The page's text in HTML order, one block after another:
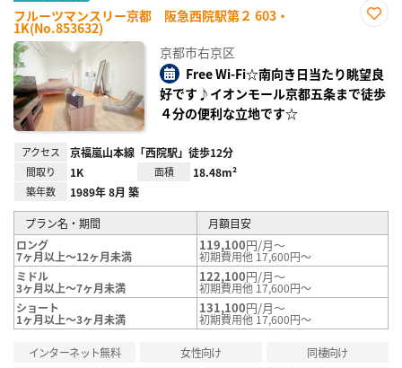
フルーツマンスリー京都 阪急西院駅第２ 603・
1K(No.853632)
録
京都市右京区
Free Wi-Fi☆南向き日当たり眺望良
好です♪イオンモール京都五条まで徒歩
４分の便利な立地です☆
アクセス 京福嵐山本線「西院駅」徒歩12分
間取り 1K 面積 18.48m²
築年数 1989年 8月 築
プラン名・期間
月額目安
ロング
7ヶ月以上～12ヶ月未満
119,100円/月～
初期費用他 17,600円～
ミドル
3ヶ月以上～7ヶ月未満
122,100円/月～
初期費用他 17,600円～
ショート
1ヶ月以上～3ヶ月未満
131,100円/月～
初期費用他 17,600円～
インターネット無料 女性向け
同棲向け